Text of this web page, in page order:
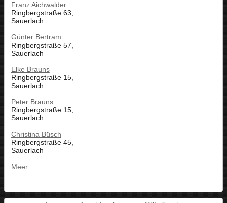
Franz Aichwalder
Ringbergstraße 63,
Sauerlach
Günter Bertram
Ringbergstraße 57,
Sauerlach
Elke Brauns
Ringbergstraße 15,
Sauerlach
Peter Brauns
Ringbergstraße 15,
Sauerlach
Christina Büsch
Ringbergstraße 45,
Sauerlach
Meer